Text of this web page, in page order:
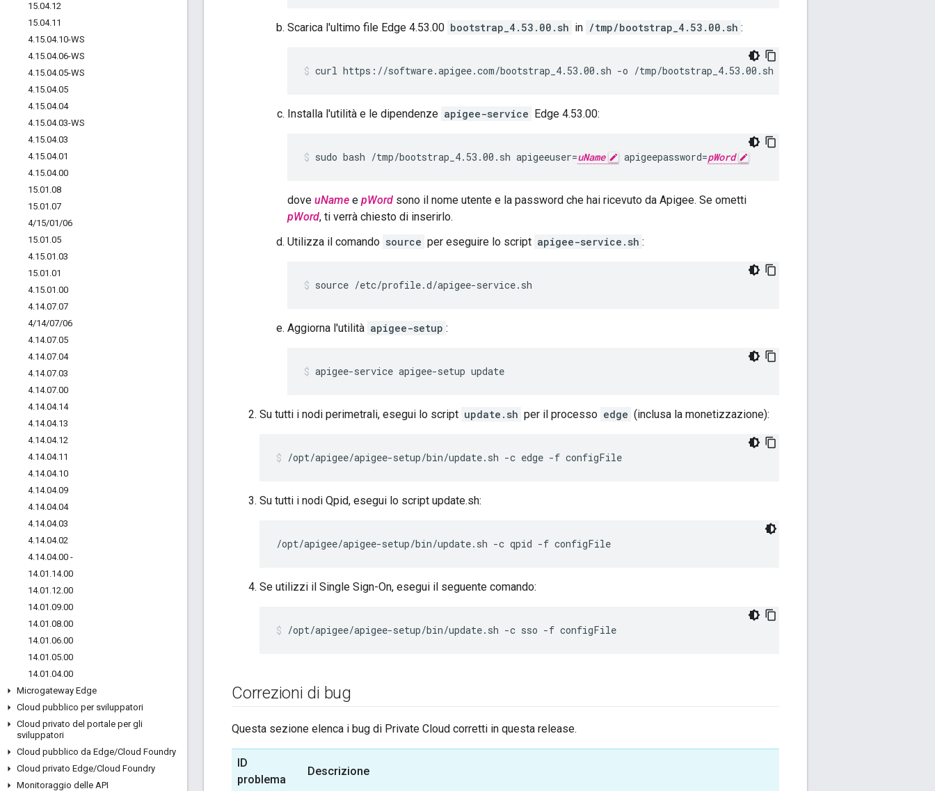
15.04.12
15.04.11
4.15.04.10-WS
4.15.04.06-WS
4.15.04.05-WS
4.15.04.05
4.15.04.04
4.15.04.03-WS
4.15.04.03
4.15.04.01
4.15.04.00
15.01 .08
15.01 .07
4/15/01/06
15.01 .05
4.15.01 .03
15.01 .01
4.15.01 .00
4.14.07.07
4/14/07/06
4.14.07.05
4.14.07.04
4.14.07.03
4.14.07.00
4.14.04.14
4.14.04.13
4.14.04.12
4.14.04.11
4.14.04.10
4.14.04.09
4.14.04.04
4.14.04.03
4.14.04.02
4.14.04.00 -
14.01 .14.00
14.01 .12.00
14.01 .09.00
14.01 .08.00
14.01 .06.00
14.01 .05.00
14.01 .04.00
Microgateway Edge
Cloud pubblico per sviluppatori
Cloud privato del portale per gli
sviluppatori
Cloud pubblico da Edge/Cloud Foundry
Cloud privato Edge/Cloud Foundry
Monitoraggio delle API
Scarica l'ultimo file Edge 4.53.00 bootstrap_4.53.00.sh in /tmp/bootstrap_4.53.00.sh :
curl https://software.apigee.com/bootstrap_4.53.00.sh -o /tmp/bootstrap_4.53.00.sh
Installa l'utilità e le dipendenze apigee-service Edge 4.53.00:
sudo bash /tmp/bootstrap_4.53.00.sh apigeeuser=uName apigeepassword=pWord
dove uName e pWord sono il nome utente e la password che hai ricevuto da Apigee. Se ometti
pWord, ti verrà chiesto di inserirlo.
Utilizza il comando source per eseguire lo script apigee-service.sh :
source /etc/profile.d/apigee-service.sh
Aggiorna l'utilità apigee-setup :
apigee-service apigee-setup update
Su tutti i nodi perimetrali, esegui lo script update.sh per il processo edge (inclusa la monetizzazione):
/opt/apigee/apigee-setup/bin/update.sh -c edge -f configFile
Su tutti i nodi Qpid, esegui lo script update.sh:
/opt/apigee/apigee-setup/bin/update.sh -c qpid -f configFile
Se utilizzi il Single Sign-On, esegui il seguente comando:
/opt/apigee/apigee-setup/bin/update.sh -c sso -f configFile
Correzioni di bug
Questa sezione elenca i bug di Private Cloud corretti in questa release.
ID
problema
Descrizione